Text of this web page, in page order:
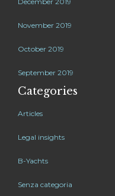
November 2019
October 2019
September 2019
Categories
Articles
Legal insights
B-Yachts
Senza categoria